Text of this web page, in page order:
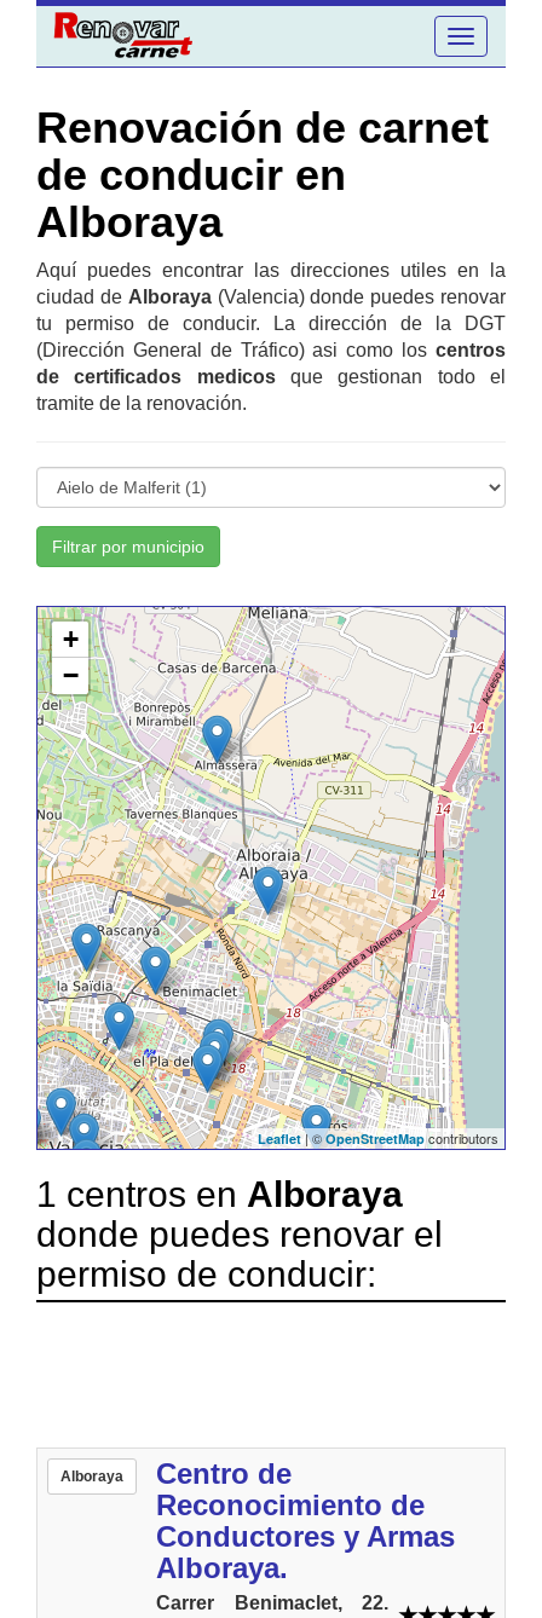
Toggle
navigation
Renovación de carnet
de conducir en
Alboraya
Aquí puedes encontrar las direcciones utiles en la
ciudad de Alboraya(Valencia) donde puedes renovar
tu permiso de conducir. La dirección de la DGT
(Dirección General de Tráfico) asi como los centros
de certificados medicosque gestionan todo el
tramite de la renovación.
Filtrar por municipio
+
−
Leaflet | ©OpenStreetMapcontributors
1 centros en Alboraya
donde puedes renovar el
permiso de conducir:
Alboraya
Centro de
Reconocimiento de
Conductores y Armas
Alboraya.
Carrer Benimaclet, 22.